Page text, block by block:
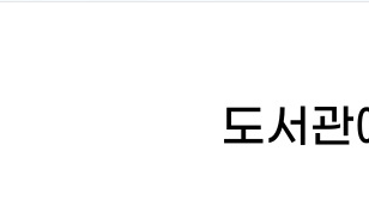
도서관